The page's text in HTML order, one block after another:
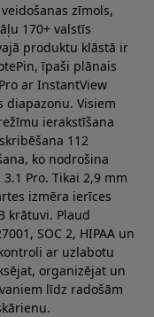
zīmols,
170+ valstīs
produktu klāstā ir
īpaši plānais
ar InstantView
diapazonu. Visiem
ierakstīšana
112
ko nodrošina
Pro. Tikai 2,9 mm
izmēra ierīces
krātuvi. Plaud
SOC 2, HIPAA un
ar uzlabotu
organizējat un
līdz radošām